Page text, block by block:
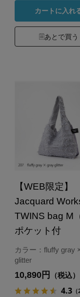
カートに入れ
あとで買う
【WEB限定】
Jacquard
TWINS bag M
ポケット付
カラー：fluffy gray
glitter
10,890円 （税込）
4.3（